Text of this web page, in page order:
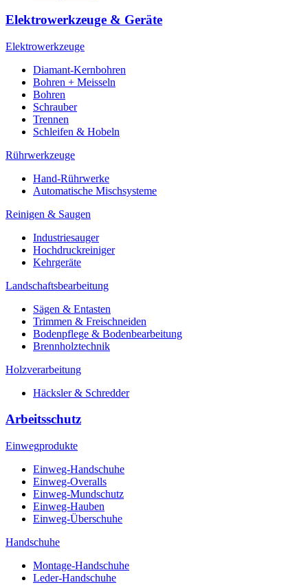
Elektrowerkzeuge & Geräte
Elektrowerkzeuge
Diamant-Kernbohren
Bohren + Meisseln
Bohren
Schrauber
Trennen
Schleifen & Hobeln
Rührwerkzeuge
Hand-Rührwerke
Automatische Mischsysteme
Reinigen & Saugen
Industriesauger
Hochdruckreiniger
Kehrgeräte
Landschaftsbearbeitung
Sägen & Entasten
Trimmen & Freischneiden
Bodenpflege & Bodenbearbeitung
Brennholztechnik
Holzverarbeitung
Häcksler & Schredder
Arbeitsschutz
Einwegprodukte
Einweg-Handschuhe
Einweg-Overalls
Einweg-Mundschutz
Einweg-Hauben
Einweg-Überschuhe
Handschuhe
Montage-Handschuhe
Leder-Handschuhe